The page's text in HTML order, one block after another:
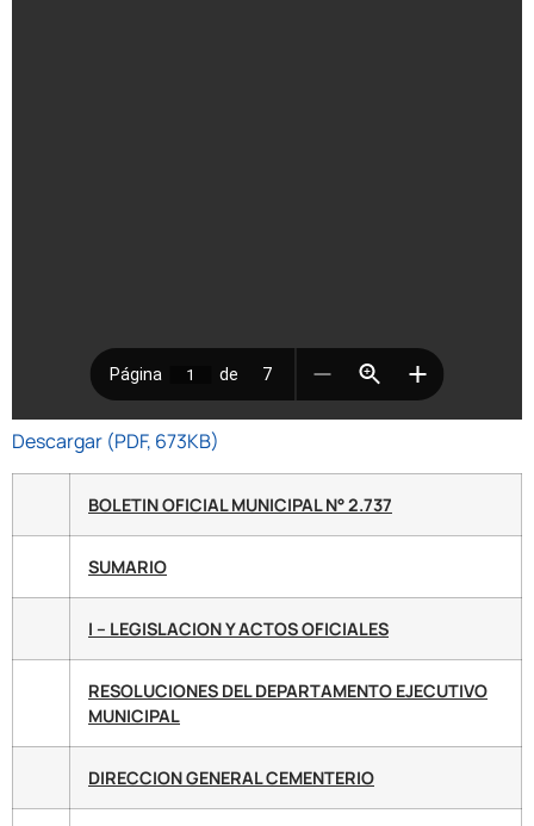
Descargar (PDF, 673KB)
BOLETIN OFICIAL MUNICIPAL N° 2.737
SUMARIO
I – LEGISLACION Y ACTOS OFICIALES
RESOLUCIONES DEL DEPARTAMENTO EJECUTIVO
MUNICIPAL
DIRECCION GENERAL CEMENTERIO